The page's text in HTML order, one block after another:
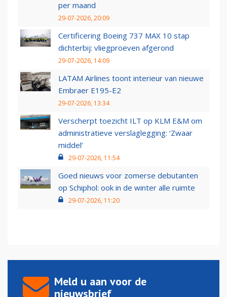
per maand
29-07-2026, 20:09
Certificering Boeing 737 MAX 10 stap
dichterbij: vliegproeven afgerond
29-07-2026, 14:09
LATAM Airlines toont interieur van nieuwe
Embraer E195-E2
29-07-2026, 13:34
Verscherpt toezicht ILT op KLM E&M om
administratieve verslaglegging: ‘Zwaar
middel’
29-07-2026, 11:54
Goed nieuws voor zomerse debutanten
op Schiphol: ook in de winter alle ruimte
29-07-2026, 11:20
Meld u aan voor de
nieuwsbrief